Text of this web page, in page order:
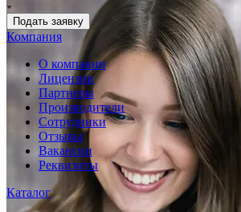
Подать заявку
Компания
О компании
Лицензии
Партнеры
Производители
Сотрудники
Отзывы
Вакансии
Реквизиты
Каталог